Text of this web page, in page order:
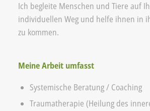
Ich begleite Menschen und Tiere auf
individuellen Weg und helfe ihnen in
zu kommen.
Meine Arbeit umfasst
Systemische Beratung / Coaching
Traumatherapie (Heilung des